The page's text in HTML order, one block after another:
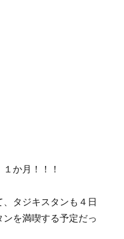
か月！！！
タジキスタンも４日
を満喫する予定だっ